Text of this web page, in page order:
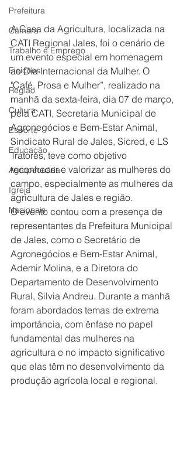
Prefeitura
Câmara
Trabalho e Emprego
Eleições
Região
Cultura
Esporte
Educação
Agropecuária
Igreja
Nacionais
A Casa da Agricultura, localizada na
CATI Regional Jales, foi o cenário de
um evento especial em homenagem
ao Dia Internacional da Mulher. O
"Café, Prosa e Mulher”, realizado na
manhã da sexta-feira, dia 07 de março,
pela CATI, Secretaria Municipal de
Agronegócios e Bem-Estar Animal,
Sindicato Rural de Jales, Sicred, e LS
Tratores, teve como objetivo
reconhecer e valorizar as mulheres do
campo, especialmente as mulheres da
agricultura de Jales e região.
O evento contou com a presença de
representantes da Prefeitura Municipal
de Jales, como o Secretário de
Agronegócios e Bem-Estar Animal,
Ademir Molina, e a Diretora do
Departamento de Desenvolvimento
Rural, Silvia Andreu. Durante a manhã
foram abordados temas de extrema
importância, com ênfase no papel
fundamental das mulheres na
agricultura e no impacto significativo
que elas têm no desenvolvimento da
produção agrícola local e regional.